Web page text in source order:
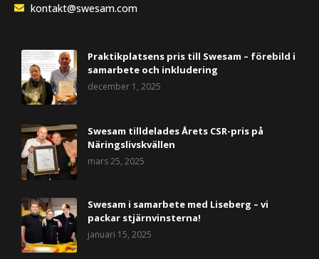
kontakt@swesam.com
Praktikplatsens pris till Swesam – förebild i
samarbete och inkludering
december 1, 2025
Swesam tilldelades Årets CSR-pris på
Näringslivskvällen
mars 25, 2025
Swesam i samarbete med Liseberg – vi
packar stjärnvinsterna!
januari 15, 2025